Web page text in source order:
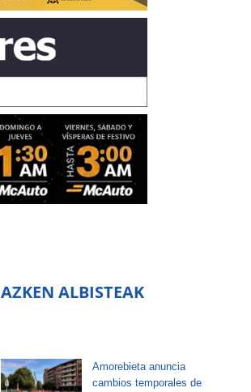
AZKEN ALBISTEAK
Amorebieta anuncia
cambios temporales de